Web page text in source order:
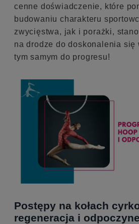
cenne doświadczenie, które
budowaniu charakteru
zwycięstwa, jak i porażki,
na drodze do doskonalenia się
tym samym do progresu!
Postępy na kołach
regeneracja i